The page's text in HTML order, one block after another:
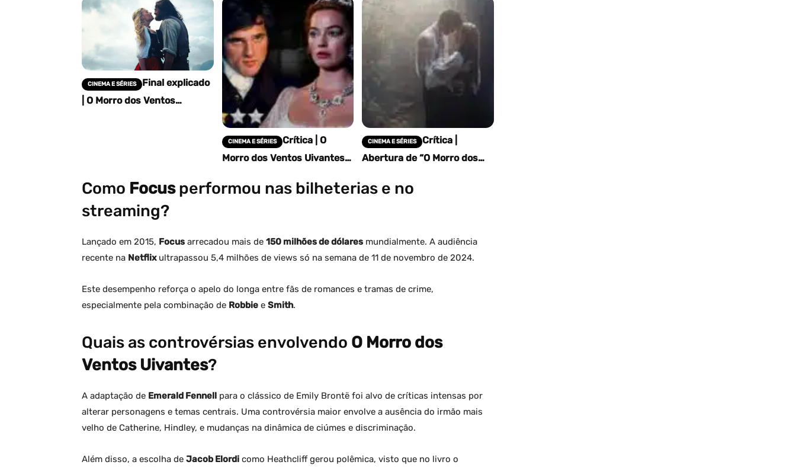
CINEMA E SÉRIES
Final explicado
| O Morro dos Ventos
CINEMA E SÉRIES
Crítica | O
Morro dos Ventos Uivantes
adaptação de 2026 entrega
romance turbulento e…
CINEMA E SÉRIES
Crítica |
Abertura de “O Morro dos
significado profundo, explica
Emerald Fennell
Como Focusperformou nas bilheterias e no
streaming?
Lançado em 2015, Focus arrecadou mais de 150 milhões de dólares mundialmente. A audiência
recente na Netflixultrapassou 5,4 milhões de views só na semana de 11 de novembro de 2024.
Este desempenho reforça o apelo do longa entre fãs de romances e tramas de crime,
especialmente pela combinação de Robbie e Smith.
Quais as controvérsias envolvendo O Morro dos
Ventos Uivantes?
A adaptação de Emerald Fennell para o clássico de Emily Brontë foi alvo de críticas intensas por
alterar personagens e temas centrais. Uma controvérsia maior envolve a ausência do irmão mais
velho de Catherine, Hindley, e mudanças na dinâmica de ciúmes e discriminação.
Além disso, a escolha de Jacob Elordi como Heathcliff gerou polêmica, visto que no livro o